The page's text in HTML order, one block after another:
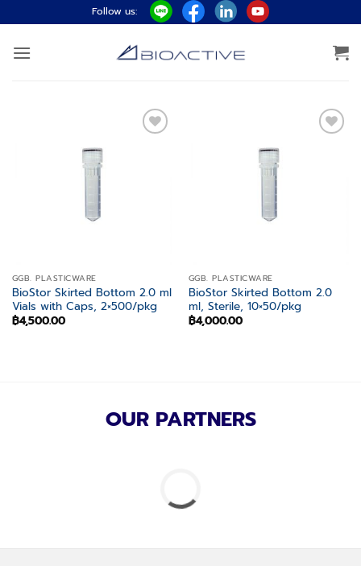
to
content
Follow us:
GGB. PLASTICWARE
BioStor Skirted Bottom 2.0 ml
Vials with Caps, 2×500/pkg
฿4,500.00
GGB. PLASTICWARE
BioStor Skirted Bottom 2.0
ml, Sterile, 10×50/pkg
฿4,000.00
OUR PARTNERS